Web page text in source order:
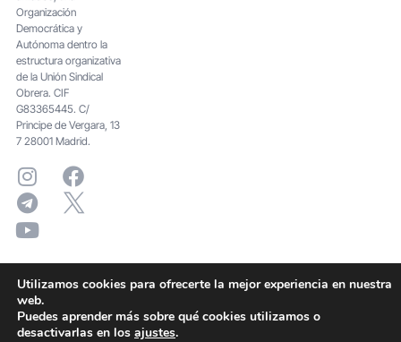
Organización
Democrática y
Autónoma dentro la
estructura organizativa
de la Unión Sindical
Obrera. CIF
G83365445. C/
Principe de Vergara, 13
7 28001 Madrid.
Utilizamos cookies para ofrecerte la mejor experiencia en nuestra
web.
Puedes aprender más sobre qué cookies utilizamos o
desactivarlas en los ajustes.